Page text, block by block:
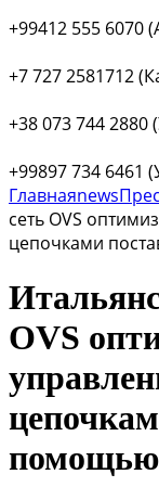
+99412 555 6070
+7 727 2581712
+38 073 744 2880
+99897 734 6461
Главнаяnews
сеть OVS
цепочками
OVS
помощью